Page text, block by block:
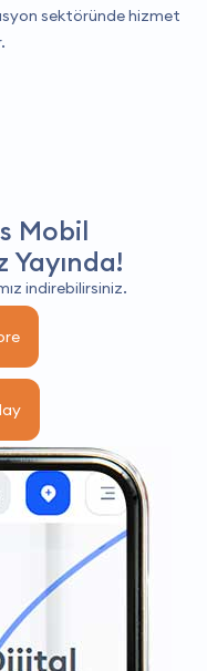
sektöründe hizmet
Mobil
Yayında!
indirebilirsiniz.